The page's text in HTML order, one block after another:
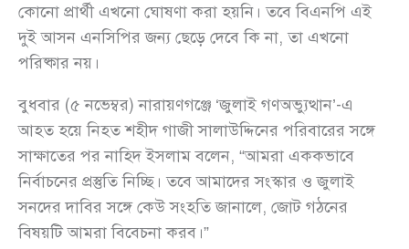
কোনো প্রার্থী এখনো ঘোষণা করা হয়নি। তবে বিএনপি এই
দুই আসন এনসিপির জন্য ছেড়ে দেবে কি না, তা এখনো
পরিষ্কার নয়।
বুধবার (৫ নভেম্বর) নারায়ণগঞ্জে ‘জুলাই গণঅভ্যুত্থান’-এ
আহত হয়ে নিহত শহীদ গাজী সালাউদ্দিনের পরিবারের সঙ্গে
সাক্ষাতের পর নাহিদ ইসলাম বলেন, “আমরা এককভাবে
নির্বাচনের প্রস্তুতি নিচ্ছি। তবে আমাদের সংস্কার ও জুলাই
সনদের দাবির সঙ্গে কেউ সংহতি জানালে, জোট গঠনের
বিষয়টি আমরা বিবেচনা করব।”